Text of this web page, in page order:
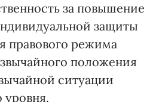
за повышение
защиты
правового режима
положения
ситуации
уровня.